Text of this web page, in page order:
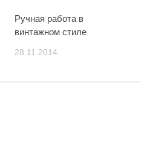
Ручная работа в
винтажном стиле
28.11.2014